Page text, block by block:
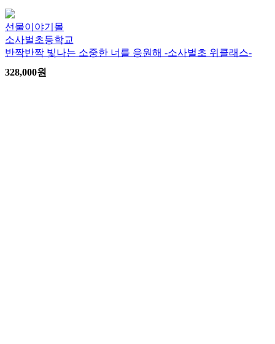
선물이야기몰
소사벌초등학교
반짝반짝 빛나는 소중한 너를 응원해 -소사벌초 위클래스-
328,000원